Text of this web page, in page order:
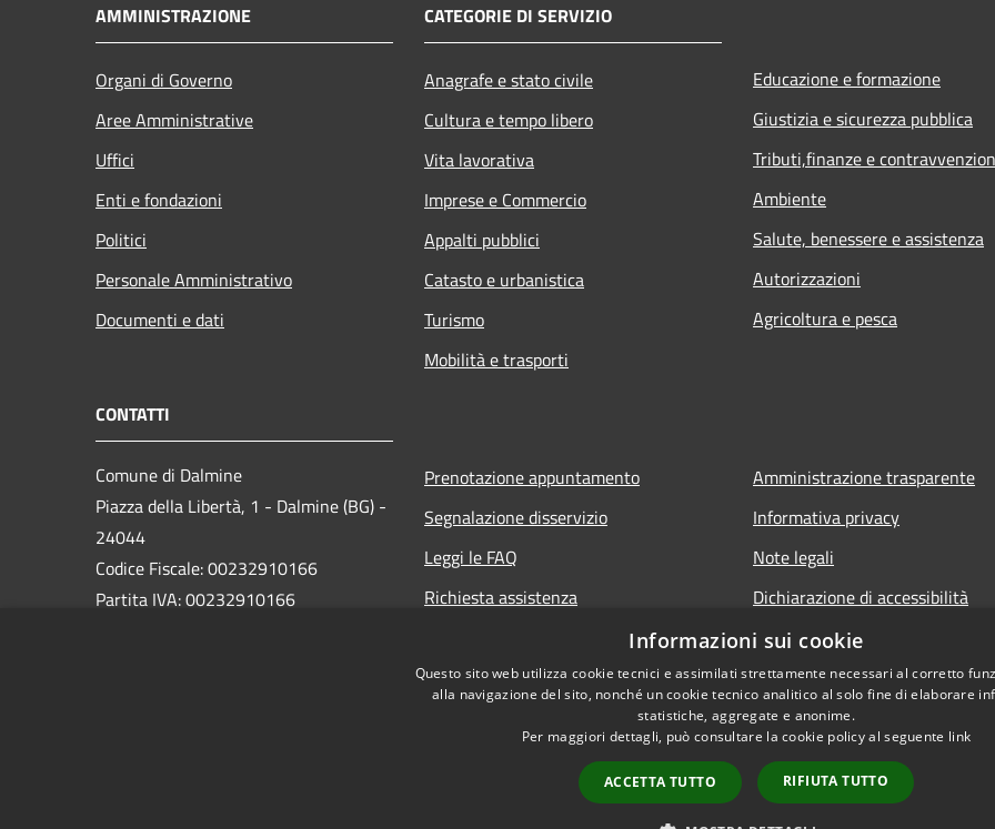
AMMINISTRAZIONE
Organi di Governo
Aree Amministrative
Uffici
Enti e fondazioni
Politici
Personale Amministrativo
Documenti e dati
CATEGORIE DI SERVIZIO
Anagrafe e stato civile
Cultura e tempo libero
Vita lavorativa
Imprese e Commercio
Appalti pubblici
Catasto e urbanistica
Turismo
Mobilità e trasporti
Educazione e formazione
Giustizia e sicurezza pubblica
Tributi,finanze e
Ambiente
Salute, benessere e assistenza
Autorizzazioni
Agricoltura e pesca
CONTATTI
Comune di Dalmine
Piazza della Libertà, 1 - Dalmine (BG) -
24044
Codice Fiscale: 00232910166
Partita IVA: 00232910166
Prenotazione appuntamento
Segnalazione disservizio
Leggi le FAQ
Richiesta assistenza
Amministrazione trasparente
Informativa privacy
Note legali
Dichiarazione di accessibilità
Piano di miglioramento del sito
Informazioni sui cookie
Questo sito web utilizza cookie tecnici e assimilati strettamente necessari al corretto
alla navigazione del sito, nonché un cookie tecnico analitico al solo fine di elaborare
statistiche, aggregate e anonime.
Per maggiori dettagli, può consultare la cookie policy al seguente link
ACCETTA TUTTO RIFIUTA TUTTO